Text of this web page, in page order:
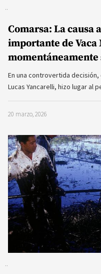
Comarsa: La causa
importante de Vaca
momentáneamente
En una controvertida
Lucas Yancarelli, hizo lugar al
20 marzo, 2026